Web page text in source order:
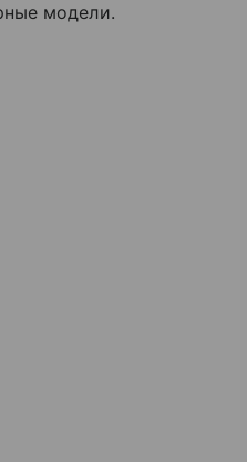
модели.